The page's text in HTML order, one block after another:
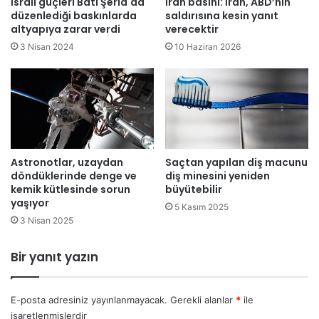
a
k
i
g
l
a
y
a
k
a
n
d
k
t
e
i
r
p
-
P
u
t
n
i
r
v
düzenlediği baskınlarda
altyapıya zarar verdi
3 Nisan 2024
saldırısına kesin yanıt
verecektir
10 Haziran 2026
Astronotlar, uzaydan
döndüklerinde denge ve
kemik kütlesinde sorun
yaşıyor
3 Nisan 2025
Saçtan yapılan diş macunu
diş minesini yeniden
büyütebilir
5 Kasım 2025
Bir yanıt yazın
E-posta adresiniz yayınlanmayacak. Gerekli alanlar * ile
işaretlenmişlerdir